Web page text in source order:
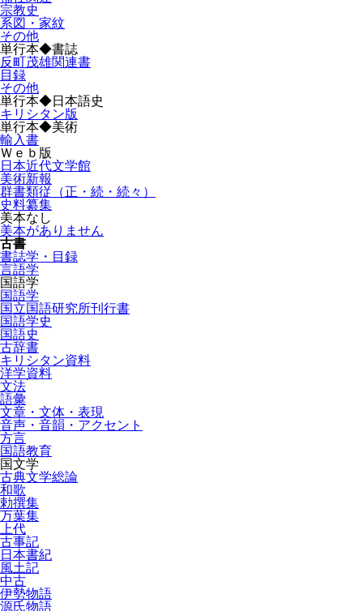
宗教史
系図・家紋
その他
単行本◆書誌
反町茂雄関連書
目録
その他
単行本◆日本語史
キリシタン版
単行本◆美術
輸入書
Ｗｅｂ版
日本近代文学館
美術新報
群書類従（正・続・続々）
史料纂集
美本なし
美本がありません
古書
書誌学・目録
言語学
国語学
国語学
国立国語研究所刊行書
国語学史
国語史
古辞書
キリシタン資料
洋学資料
文法
語彙
文章・文体・表現
音声・音韻・アクセント
方言
国語教育
国文学
古典文学総論
和歌
勅撰集
万葉集
上代
古事記
日本書紀
風土記
中古
伊勢物語
源氏物語